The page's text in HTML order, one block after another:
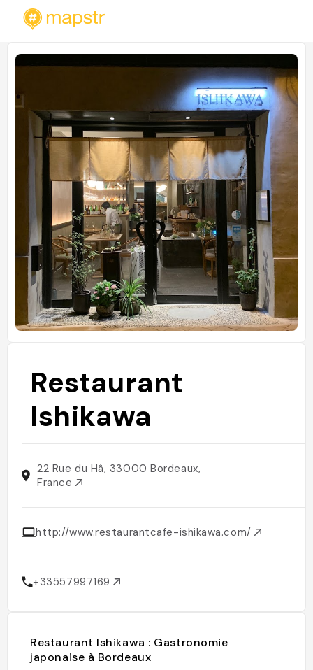
Restaurant
Ishikawa
22 Rue du Hâ, 33000 Bordeaux,
France
http://www.restaurantcafe-ishikawa.com/
+33557997169
Restaurant Ishikawa : Gastronomie
japonaise à Bordeaux